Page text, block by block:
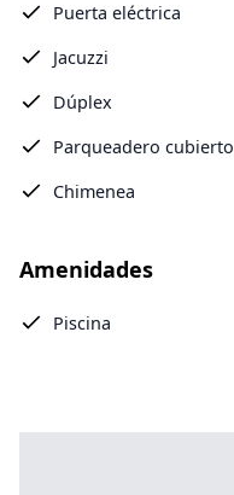
Puerta eléctrica
Jacuzzi
Dúplex
Parqueadero cubierto
Chimenea
Amenidades
Piscina